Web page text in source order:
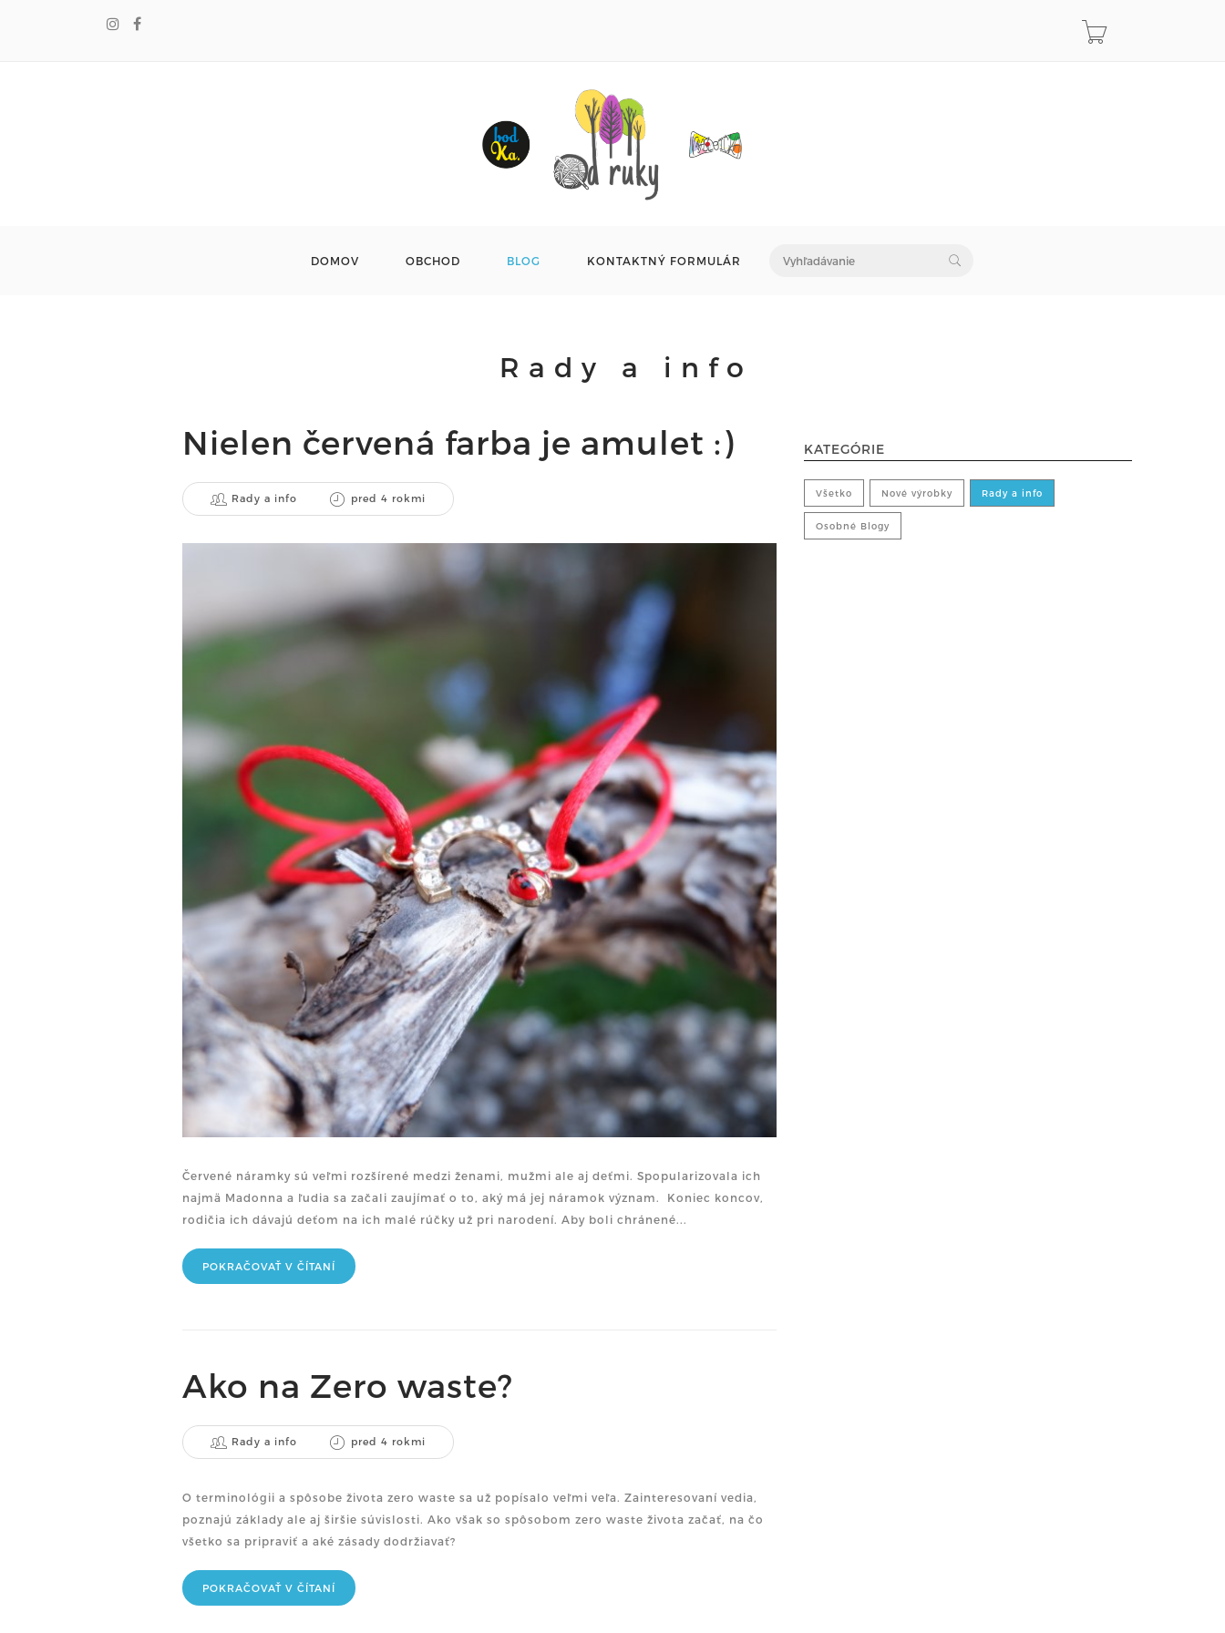
DOMOV OBCHOD BLOG KONTAKTNÝ FORMULÁR
Rady a info
Nielen červená farba je amulet :)
Rady a info pred 4 rokmi
Červené náramky sú veľmi rozšírené medzi ženami, mužmi ale aj deťmi. Spopularizovala ich
najmä Madonna a ľudia sa začali zaujímať o to, aký má jej náramok význam. Koniec koncov,
rodičia ich dávajú deťom na ich malé rúčky už pri narodení. Aby boli chránené...
POKRAČOVAŤ V ČÍTANÍ
Ako na Zero waste?
Rady a info pred 4 rokmi
O terminológii a spôsobe života zero waste sa už popísalo veľmi veľa. Zainteresovaní vedia,
poznajú základy ale aj širšie súvislosti. Ako však so spôsobom zero waste života začať, na čo
všetko sa pripraviť a aké zásady dodržiavať?
POKRAČOVAŤ V ČÍTANÍ
KATEGÓRIE
Všetko Nové výrobky Rady a info
Osobné Blogy